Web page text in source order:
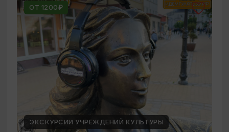
ОТ 1200₽
ЭКСКУРСИИ УЧРЕЖДЕНИЙ КУЛЬТУРЫ